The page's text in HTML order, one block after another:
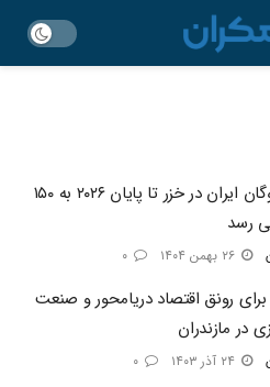
ظرفیت ناوگان ایران در خزر تا پایان ۲۰۲۶ به ۱۵۰
رسد
رونق اقتصاد دریامحور و صنعت
در مازندران